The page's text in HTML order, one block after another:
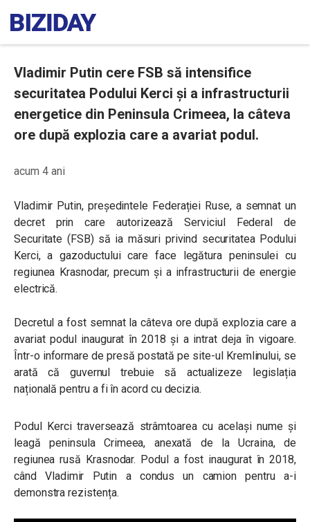
Vladimir Putin cere FSB să intensifice
securitatea Podului Kerci și a infrastructurii
energetice din Peninsula Crimeea, la câteva
ore după explozia care a avariat podul.
acum 4 ani
Vladimir Putin, președintele Federației Ruse, a semnat un
decret prin care autorizează Serviciul Federal de
Securitate (FSB) să ia măsuri privind securitatea Podului
Kerci, a gazoductului care face legătura peninsulei cu
regiunea Krasnodar, precum și a infrastructurii de energie
electrică.
Decretul a fost semnat la câteva ore după explozia care a
avariat podul inaugurat în 2018 și a intrat deja în vigoare.
Într-o informare de presă postată pe site-ul Kremlinului, se
arată că guvernul trebuie să actualizeze legislația
națională pentru a fi în acord cu decizia.
Podul Kerci traversează strâmtoarea cu același nume și
leagă peninsula Crimeea, anexată de la Ucraina, de
regiunea rusă Krasnodar. Podul a fost inaugurat în 2018,
când Vladimir Putin a condus un camion pentru a-i
demonstra rezistența.